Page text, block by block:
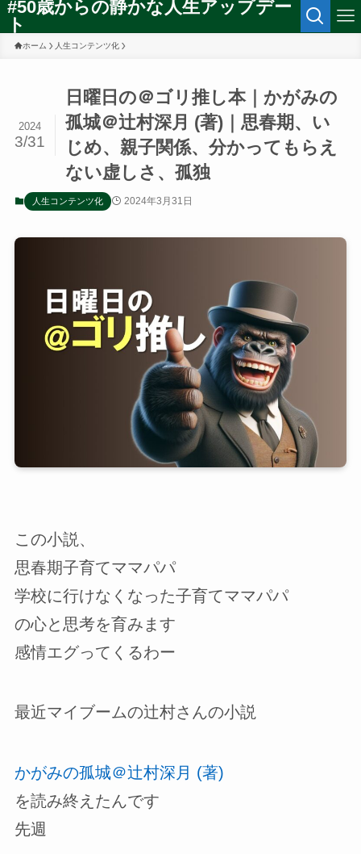
#50歳からの静かな人生アップデー
ト
ホーム 人生コンテンツ化
日曜日の＠ゴリ推し本｜かがみの
孤城＠辻村深月 (著)｜思春期、い
じめ、親子関係、分かってもらえ
ない虚しさ、孤独
2024
3/31
人生コンテンツ化 2024年3月31日
この小説、
思春期子育てママパパ
学校に行けなくなった子育てママパパ
の心と思考を育みます
感情エグってくるわー
最近マイブームの辻村さんの小説
かがみの孤城＠辻村深月 (著)
を読み終えたんです
先週